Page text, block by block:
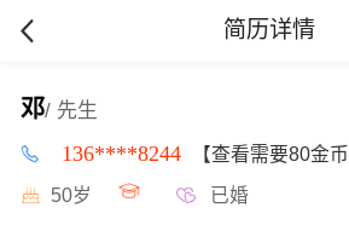
简历详情
邓/ 先生
136****8244 【查看需要80金币
50岁 已婚